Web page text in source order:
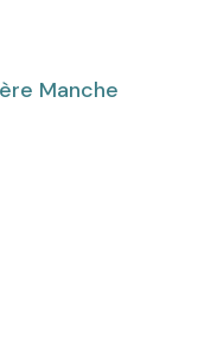
Manche